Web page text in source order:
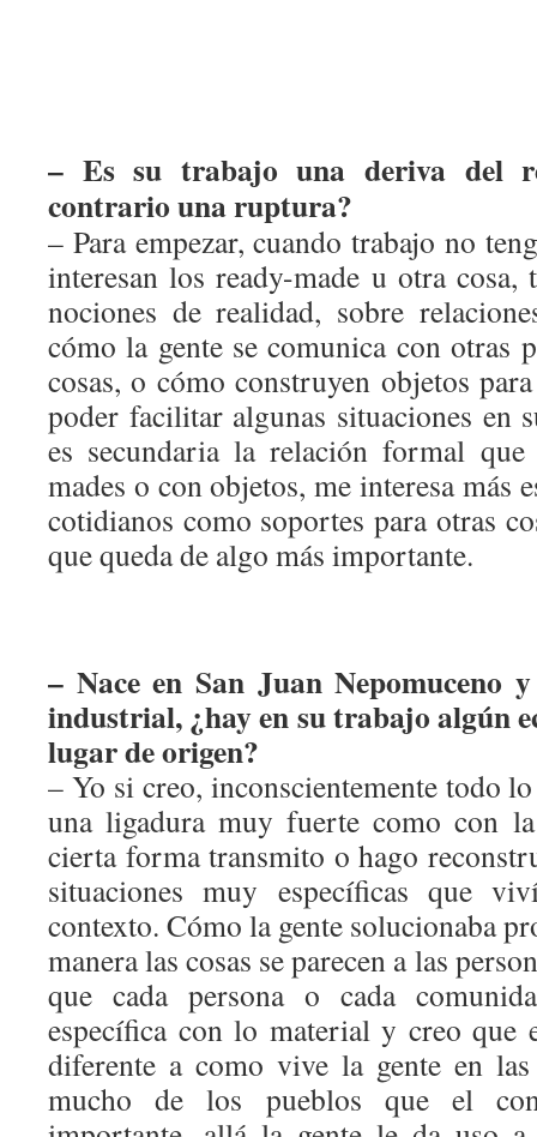
– Es su trabajo una deriva del
contrario una ruptura?
– Para empezar, cuando trabajo no
interesan los ready-made u otra cosa,
nociones de realidad, sobre
cómo la gente se comunica con otras
cosas, o cómo construyen objetos
poder facilitar algunas situaciones en
es secundaria la relación formal
mades o con objetos, me interesa más
cotidianos como soportes para otras
que queda de algo más importante.
– Nace en San Juan Nepomuceno
industrial, ¿hay en su trabajo algún
lugar de origen?
– Yo si creo, inconscientemente todo
una ligadura muy fuerte como con
cierta forma transmito o hago
situaciones muy específicas que
contexto. Cómo la gente solucionaba
manera las cosas se parecen a las
que cada persona o cada
específica con lo material y creo que
diferente a como vive la gente en las
mucho de los pueblos que el